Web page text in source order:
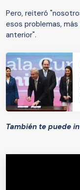
Pero, reiteró
esos problemas,
anterior".
También te puede